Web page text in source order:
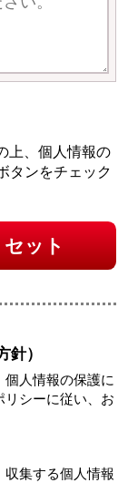
上、個人情報の
タンをチェック
セット
針）
人情報の保護に
リシーに従い、お
収集する個人情報